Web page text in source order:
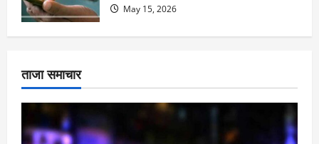
May 15, 2026
ताजा समाचार